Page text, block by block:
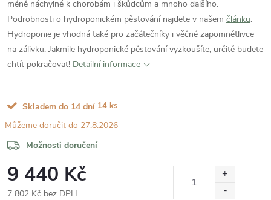
méně náchylné k chorobám i škůdcům a mnoho dalšího.
Podrobnosti o hydroponickém pěstování najdete v našem článku.
Hydroponie je vhodná také pro začátečníky i věčné zapomnětlivce
na zálivku. Jakmile hydroponické pěstování vyzkoušíte, určitě budete
chtít pokračovat! Detailní informace
Skladem do 14 dní 14 ks
27.8.2026
Možnosti doručení
9 440 Kč
7 802 Kč bez DPH